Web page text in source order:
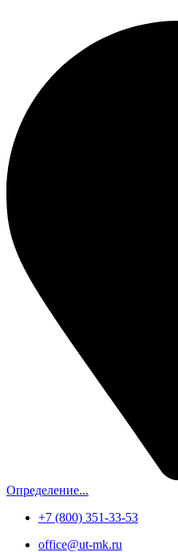
Определение...
+7 (800) 351-33-53
office@ut-mk.ru